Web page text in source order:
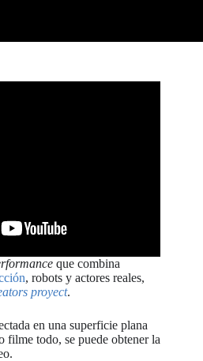
que combina
, robots y actores reales,
proyect.
en una superficie plana
filme todo, se puede obtener la